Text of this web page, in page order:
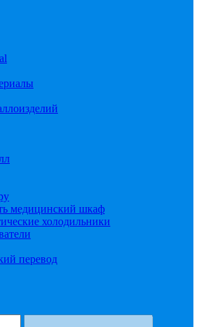
медицинский шкаф
холодильники
перевод